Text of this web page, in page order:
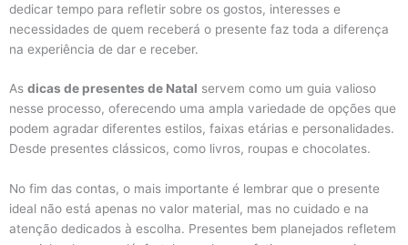
dedicar tempo para refletir sobre os gostos, interesses e
necessidades de quem receberá o presente faz toda a diferença
na experiência de dar e receber.
As dicas de presentes de Natal servem como um guia valioso
nesse processo, oferecendo uma ampla variedade de opções que
podem agradar diferentes estilos, faixas etárias e personalidades.
Desde presentes clássicos, como livros, roupas e chocolates.
No fim das contas, o mais importante é lembrar que o presente
ideal não está apenas no valor material, mas no cuidado e na
atenção dedicados à escolha. Presentes bem planejados refletem